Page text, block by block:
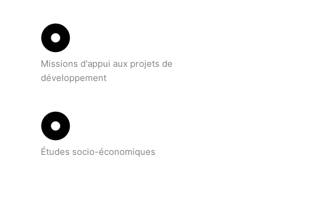
Missions d'appui aux projets de
développement
Études socio-économiques